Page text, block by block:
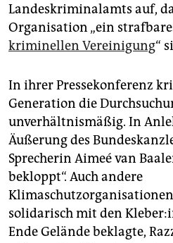
Landeskriminalamts auf,
Organisation „ein
kriminellen Vereinigung“
In ihrer Pressekonferenz
Generation die
unverhältnismäßig. In
Äußerung des
Sprecherin Aimeé van
bekloppt“. Auch andere
solidarisch mit den
Ende Gelände beklagte,